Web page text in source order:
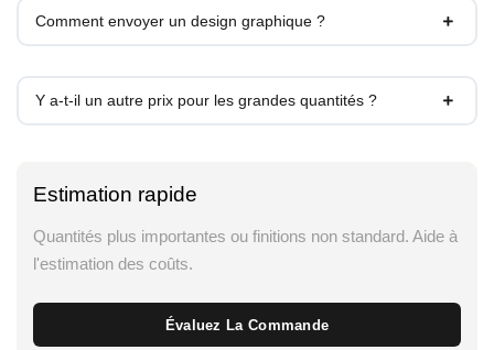
Comment envoyer un design graphique ?
Y a-t-il un autre prix pour les grandes quantités ?
Estimation rapide
Quantités plus importantes ou finitions non standard. Aide à
l'estimation des coûts.
Évaluez La Commande